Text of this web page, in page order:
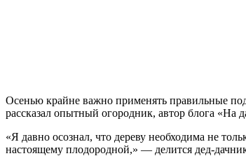
Осенью крайне важно применять правильные
рассказал опытный огородник, автор блога «На
«Я давно осознал, что дереву необходима не
настоящему плодородной,» — делится дед-